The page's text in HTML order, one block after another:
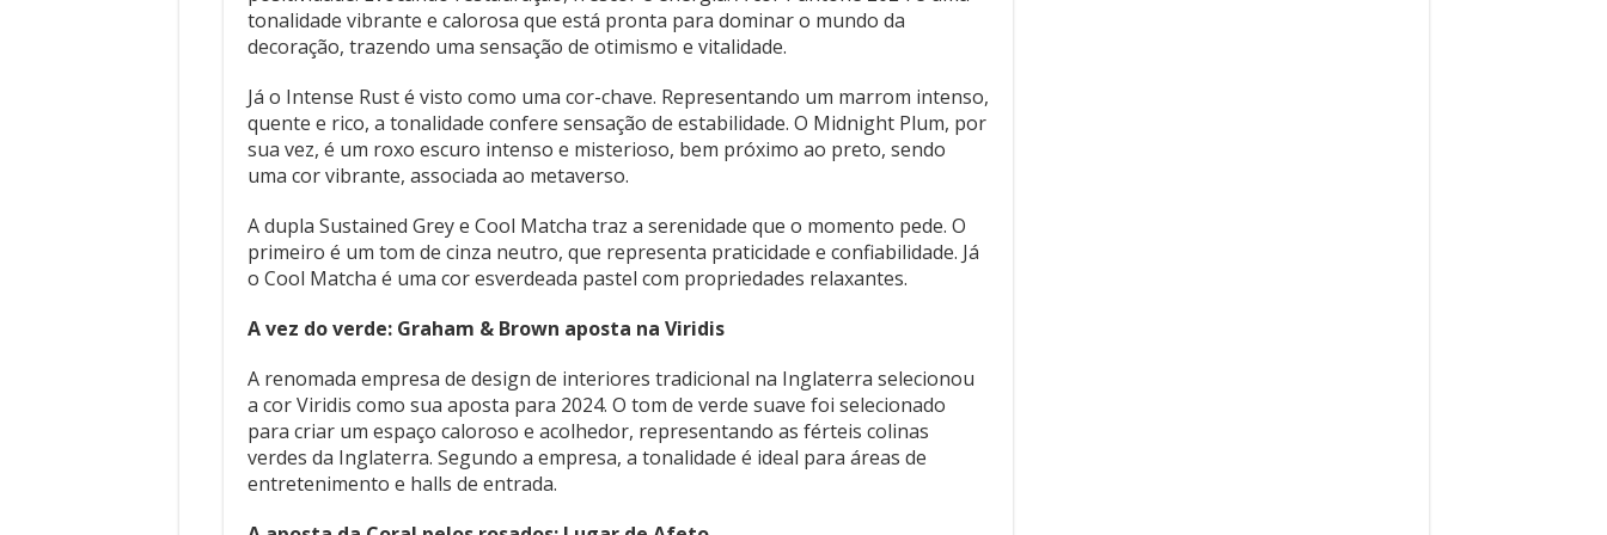
tonalidade vibrante e calorosa que está pronta para dominar o mundo da
decoração, trazendo uma sensação de otimismo e vitalidade.
Já o Intense Rust é visto como uma cor-chave. Representando um marrom intenso,
quente e rico, a tonalidade confere sensação de estabilidade. O Midnight Plum, por
sua vez, é um roxo escuro intenso e misterioso, bem próximo ao preto, sendo
uma cor vibrante, associada ao metaverso.
A dupla Sustained Grey e Cool Matcha traz a serenidade que o momento pede. O
primeiro é um tom de cinza neutro, que representa praticidade e confiabilidade. Já
o Cool Matcha é uma cor esverdeada pastel com propriedades relaxantes.
A vez do verde: Graham & Brown aposta na Viridis
A renomada empresa de design de interiores tradicional na Inglaterra selecionou
a cor Viridis como sua aposta para 2024. O tom de verde suave foi selecionado
para criar um espaço caloroso e acolhedor, representando as férteis colinas
verdes da Inglaterra. Segundo a empresa, a tonalidade é ideal para áreas de
entretenimento e halls de entrada.